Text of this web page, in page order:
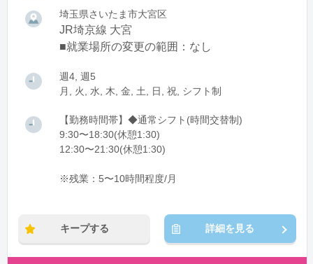
埼玉県さいたま市大宮区
JR埼京線 大宮
■就業場所の変更の範囲：なし
週4, 週5
月, 火, 水, 木, 金, 土, 日, 祝, シフト制
【勤務時間帯】◆通常シフト(時間交替制)
9:30〜18:30(休憩1:30)
12:30〜21:30(休憩1:30)
※残業：5〜10時間程度/月
キープする 詳細を見る